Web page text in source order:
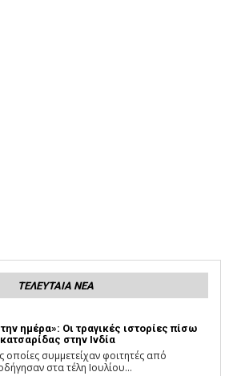
ΤΕΛΕΥΤΑΙΑ ΝΕΑ
ημέρα»: Οι τραγικές ιστορίες πίσω
στην Ινδία
οποίες συμμετείχαν φοιτητές από
στα τέλη Ιουλίου...